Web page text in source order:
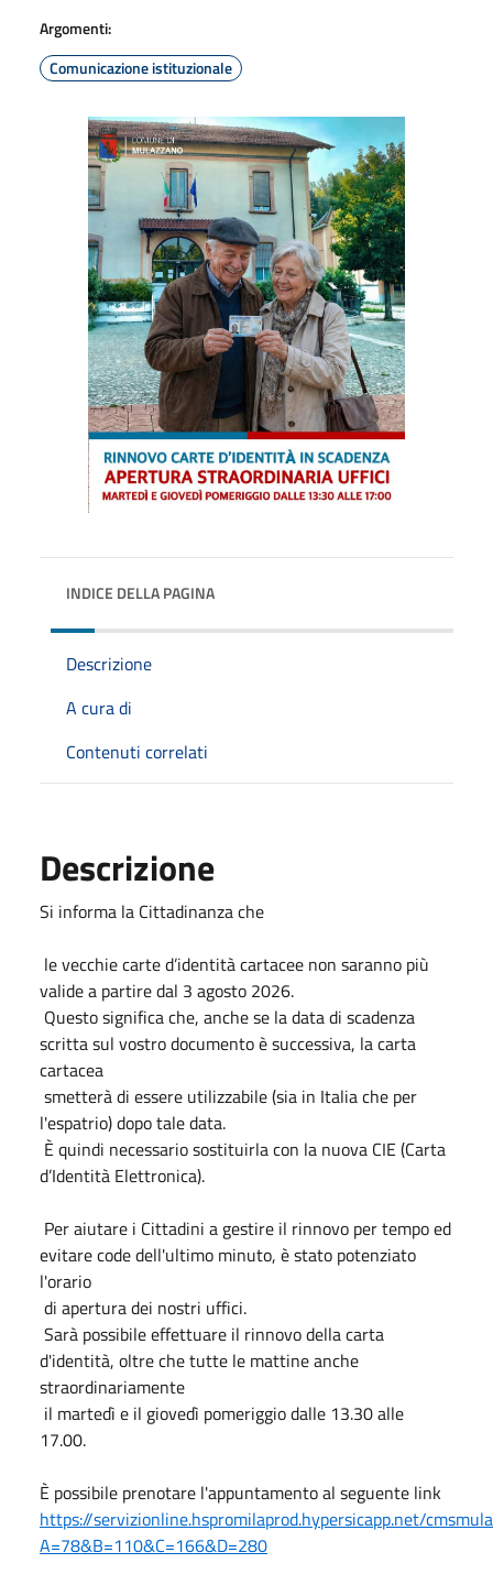
Argomenti:
Comunicazione istituzionale
INDICE DELLA PAGINA
Descrizione
A cura di
Contenuti correlati
Descrizione
Si informa la Cittadinanza che
le vecchie carte d’identità cartacee non saranno più
valide a partire dal 3 agosto 2026.
​Questo significa che, anche se la data di scadenza
scritta sul vostro documento è successiva, la carta
cartacea
smetterà di essere utilizzabile (sia in Italia che per
l'espatrio) dopo tale data.
È quindi necessario sostituirla con la nuova CIE (Carta
d’Identità Elettronica).
​ Per aiutare i Cittadini a gestire il rinnovo per tempo ed
evitare code dell'ultimo minuto, è stato potenziato
l'orario
di apertura dei nostri uffici.
Sarà possibile effettuare il rinnovo della carta
d'identità, oltre che tutte le mattine anche
straordinariamente
il martedì e il giovedì pomeriggio dalle 13.30 alle
17.00.
È possibile prenotare l'appuntamento al seguente link
https://servizionline.hspromilaprod.hypersicapp.net/
A=78&B=110&C=166&D=280